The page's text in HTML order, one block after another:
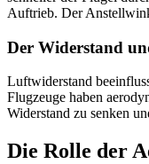
Auftrieb. Der
Der Widerstand
Luftwiderstand
Flugzeuge haben
Widerstand zu senken
Die Rolle der